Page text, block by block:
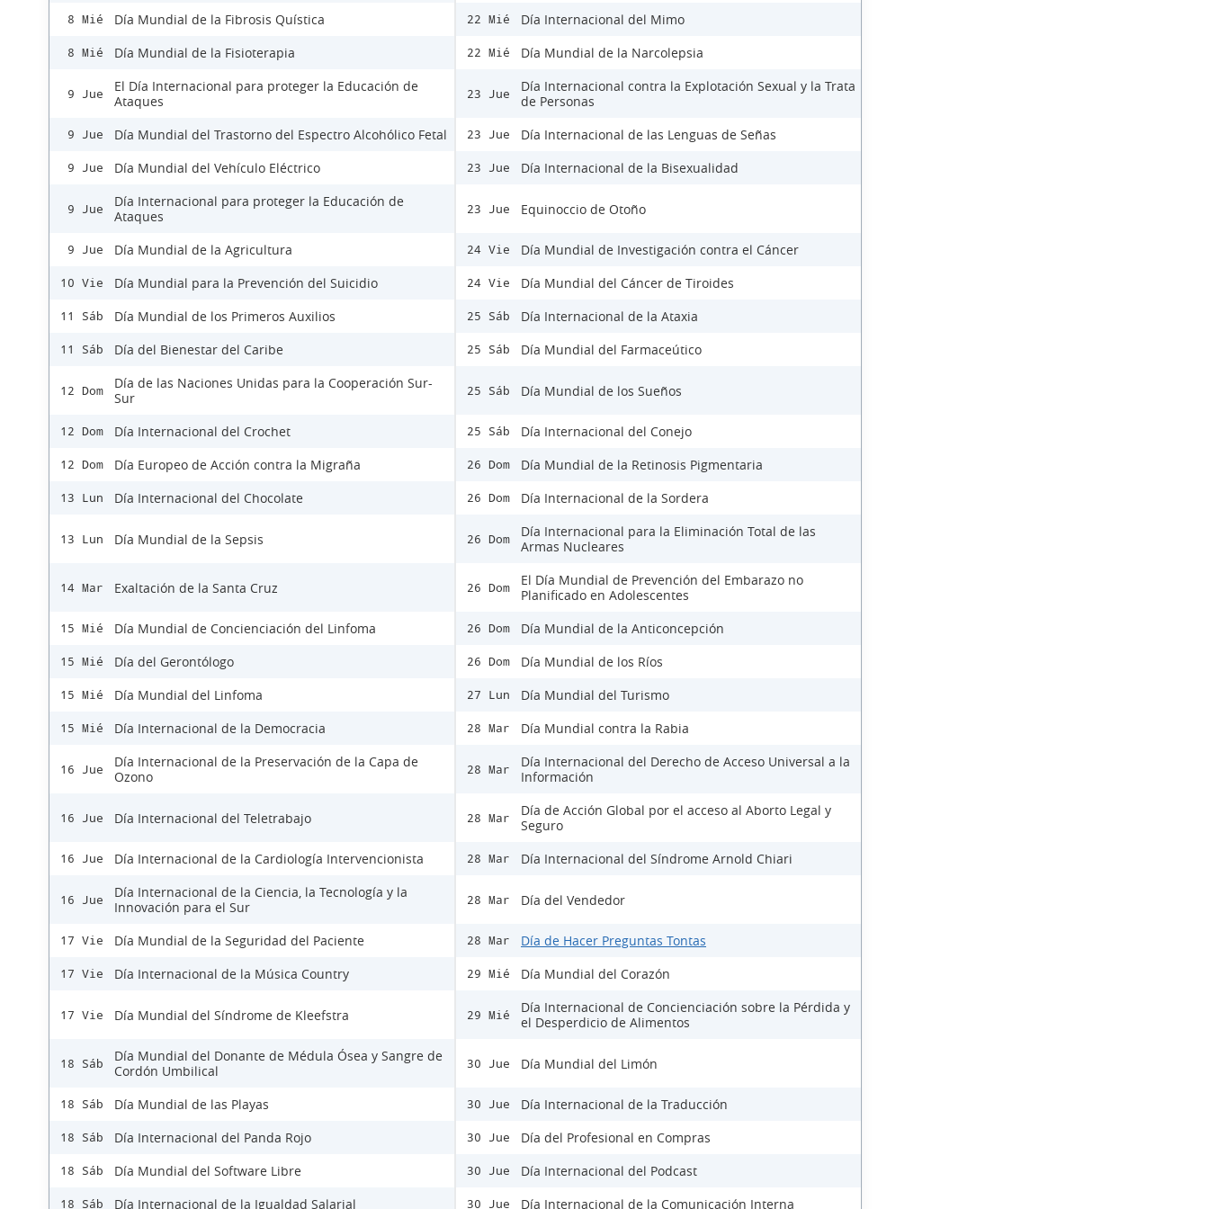
8 Mié Día Mundial de la Fibrosis Quística
8 Mié Día Mundial de la Fisioterapia
9 Jue
El Día Internacional para proteger la Educación de
Ataques
9 Jue Día Mundial del Trastorno del Espectro Alcohólico Fetal
9 Jue Día Mundial del Vehículo Eléctrico
9 Jue
Día Internacional para proteger la Educación de
Ataques
9 Jue Día Mundial de la Agricultura
10 Vie Día Mundial para la Prevención del Suicidio
11 Sáb Día Mundial de los Primeros Auxilios
11 Sáb Día del Bienestar del Caribe
12 Dom
Día de las Naciones Unidas para la Cooperación Sur-
Sur
12 Dom Día Internacional del Crochet
12 Dom Día Europeo de Acción contra la Migraña
13 Lun Día Internacional del Chocolate
13 Lun Día Mundial de la Sepsis
14 Mar Exaltación de la Santa Cruz
15 Mié Día Mundial de Concienciación del Linfoma
15 Mié Día del Gerontólogo
15 Mié Día Mundial del Linfoma
15 Mié Día Internacional de la Democracia
16 Jue
Día Internacional de la Preservación de la Capa de
Ozono
16 Jue Día Internacional del Teletrabajo
16 Jue Día Internacional de la Cardiología Intervencionista
16 Jue
Día Internacional de la Ciencia, la Tecnología y la
Innovación para el Sur
17 Vie Día Mundial de la Seguridad del Paciente
17 Vie Día Internacional de la Música Country
17 Vie Día Mundial del Síndrome de Kleefstra
18 Sáb
Día Mundial del Donante de Médula Ósea y Sangre de
Cordón Umbilical
18 Sáb Día Mundial de las Playas
18 Sáb Día Internacional del Panda Rojo
18 Sáb Día Mundial del Software Libre
18 Sáb Día Internacional de la Igualdad Salarial
22 Mié Día Internacional del Mimo
22 Mié Día Mundial de la Narcolepsia
23 Jue
Día Internacional contra la Explotación Sexual y la Trata
de Personas
23 Jue Día Internacional de las Lenguas de Señas
23 Jue Día Internacional de la Bisexualidad
23 Jue Equinoccio de Otoño
24 Vie Día Mundial de Investigación contra el Cáncer
24 Vie Día Mundial del Cáncer de Tiroides
25 Sáb Día Internacional de la Ataxia
25 Sáb Día Mundial del Farmaceútico
25 Sáb Día Mundial de los Sueños
25 Sáb Día Internacional del Conejo
26 Dom Día Mundial de la Retinosis Pigmentaria
26 Dom Día Internacional de la Sordera
26 Dom
Día Internacional para la Eliminación Total de las
Armas Nucleares
26 Dom
El Día Mundial de Prevención del Embarazo no
Planificado en Adolescentes
26 Dom Día Mundial de la Anticoncepción
26 Dom Día Mundial de los Ríos
27 Lun Día Mundial del Turismo
28 Mar Día Mundial contra la Rabia
28 Mar
Día Internacional del Derecho de Acceso Universal a la
Información
28 Mar
Día de Acción Global por el acceso al Aborto Legal y
Seguro
28 Mar Día Internacional del Síndrome Arnold Chiari
28 Mar Día del Vendedor
28 Mar Día de Hacer Preguntas Tontas
29 Mié Día Mundial del Corazón
29 Mié
Día Internacional de Concienciación sobre la Pérdida y
el Desperdicio de Alimentos
30 Jue Día Mundial del Limón
30 Jue Día Internacional de la Traducción
30 Jue Día del Profesional en Compras
30 Jue Día Internacional del Podcast
30 Jue Día Internacional de la Comunicación Interna